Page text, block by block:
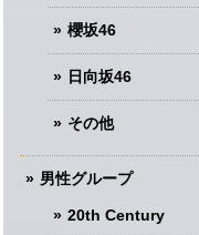
櫻坂46
日向坂46
その他
男性グループ
20th Century